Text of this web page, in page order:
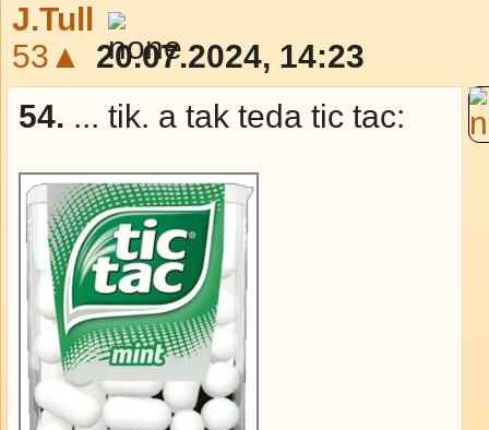
J.Tull
53▲
20.07.2024, 14:23
54. ... tik. a tak teda tic tac: